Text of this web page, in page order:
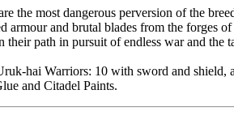
the most dangerous perversion of the
and brutal blades from the forges
path in pursuit of endless war and the
hai Warriors: 10 with sword and
and Citadel Paints.